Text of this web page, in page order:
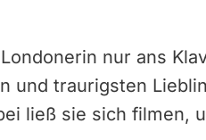
nur ans
und traurigsten
ließ sie sich filmen,